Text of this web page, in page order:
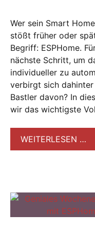
Wer sein Smart
stößt früher oder
Begriff: ESPHome.
nächste Schritt, um
individueller zu
verbirgt sich
Bastler davon? In
wir das wichtigste
WEITERLESEN …